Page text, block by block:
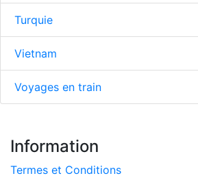
Turquie
Vietnam
Voyages en train
Information
Termes et Conditions